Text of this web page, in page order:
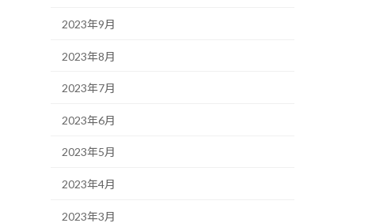
2023年9月
2023年8月
2023年7月
2023年6月
2023年5月
2023年4月
2023年3月